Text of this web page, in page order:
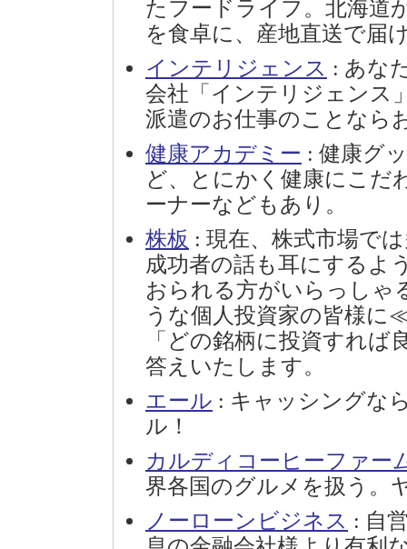
たフードライフ。北海道
を食卓に、産地直送で届
インテリジェンス : あな
会社「インテリジェンス
派遣のお仕事のことなら
健康アカデミー : 健康グ
ど、とにかく健康にこだ
ーナーなどもあり。
株板 : 現在、株式市場で
成功者の話も耳にするよ
おられる方がいらっしゃ
うな個人投資家の皆様
「どの銘柄に投資すれ
答えいたします。
エール : キャッシングな
ル！
カルディコーヒーファー
界各国のグルメを扱う。
ノーローンビジネス : 自